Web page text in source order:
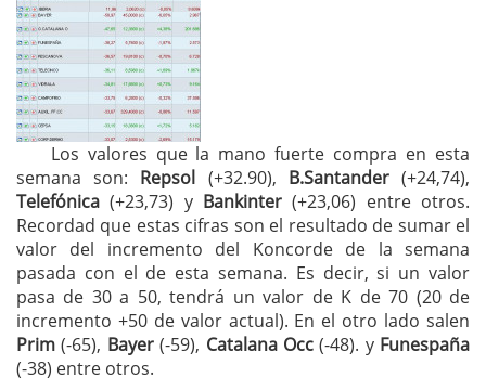
Los valores que la mano fuerte compra en esta
semana son: Repsol (+32.90), B.Santander(+24,74),
Telefónica (+23,73) y Bankinter(+23,06) entre otros.
Recordad que estas cifras son el resultado de sumar el
valor del incremento del Koncorde de la semana
pasada con el de esta semana. Es decir, si un valor
pasa de 30 a 50, tendrá un valor de K de 70 (20 de
incremento +50 de valor actual). En el otro lado salen
Prim (-65), Bayer(-59), Catalana Occ(-48). y Funespaña
(-38) entre otros.